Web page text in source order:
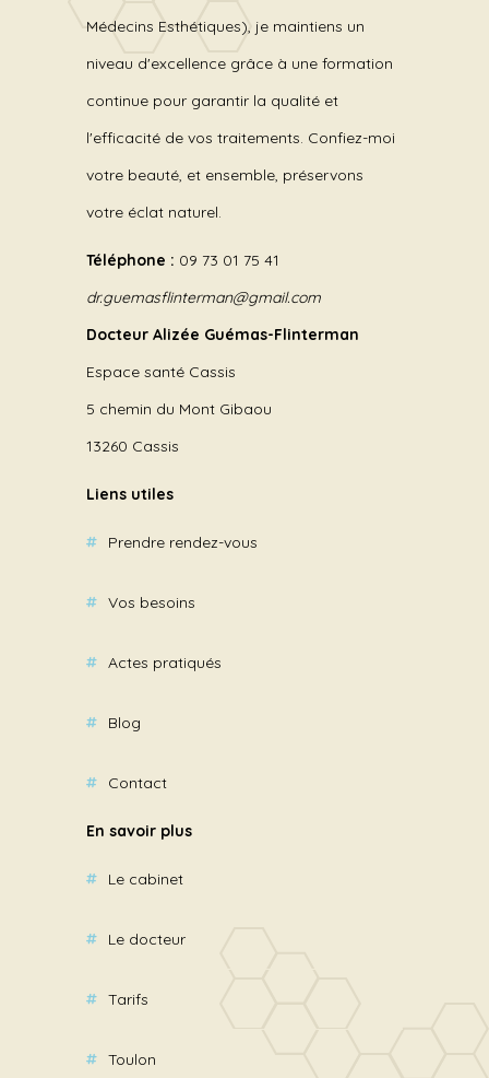
Médecins Esthétiques), je maintiens un
niveau d'excellence grâce à une formation
continue pour garantir la qualité et
l'efficacité de vos traitements. Confiez-moi
votre beauté, et ensemble, préservons
votre éclat naturel.
Téléphone : 09 73 01 75 41
dr.guemasflinterman@gmail.com
Docteur Alizée Guémas-Flinterman
Espace santé Cassis
5 chemin du Mont Gibaou
13260 Cassis
Liens utiles
Prendre rendez-vous
Vos besoins
Actes pratiqués
Blog
Contact
En savoir plus
Le cabinet
Le docteur
Tarifs
Toulon